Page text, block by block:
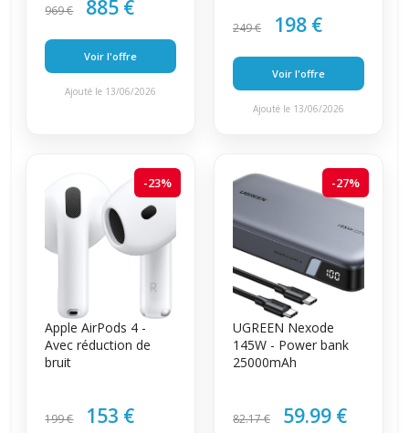
969 € 885 €
Voir l'offre
Ajouté le 13/06/2026
249 € 198 €
Voir l'offre
Ajouté le 13/06/2026
-23%
Apple AirPods 4 -
Avec réduction de
bruit
199 € 153 €
-27%
UGREEN Nexode
145W - Power bank
25000mAh
82.17 € 59.99 €